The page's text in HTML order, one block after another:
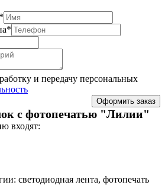
*
*
и передачу персональных
с фотопечатью "Лилии"
входят:
светодиодная лента, фотопечать